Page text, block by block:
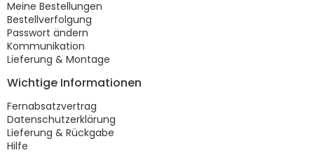
Meine Bestellungen
Bestellverfolgung
Passwort ändern
Kommunikation
Lieferung & Montage
Wichtige Informationen
Fernabsatzvertrag
Datenschutzerklärung
Lieferung & Rückgabe
Hilfe